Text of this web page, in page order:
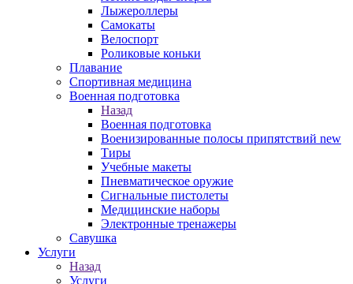
Лыжероллеры
Самокаты
Велоспорт
Роликовые коньки
Плавание
Спортивная медицина
Военная подготовка
Назад
Военная подготовка
Военизированные полосы припятствий new
Тиры
Учебные макеты
Пневматическое оружие
Сигнальные пистолеты
Медицинские наборы
Электронные тренажеры
Савушка
Услуги
Назад
Услуги